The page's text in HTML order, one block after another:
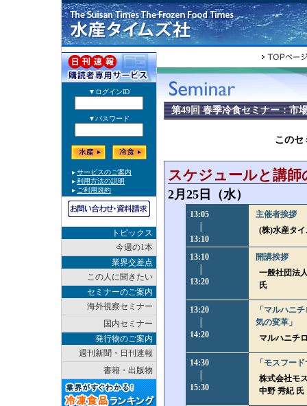
トピックス
今週の1本
業界交差点
この人に聞きたい
セミナーのご案内
海外視察セミナー
国内セミナー
発行物のご案内
週刊新聞・日刊速報
書籍・出版物
第49回 春季冷食セミナー：市
このセ
スケジュールと講師
2月25日（水）
13:05
13:10
主催者挨拶
(株)水産タ
13:10
13:20
開講挨拶
一般社団法
氏
13:20
14:20
「マルハニ
気の変革」
マルハニチ
14:30
15:30
「モスフー
株式会社モ
中野 秀紀 氏